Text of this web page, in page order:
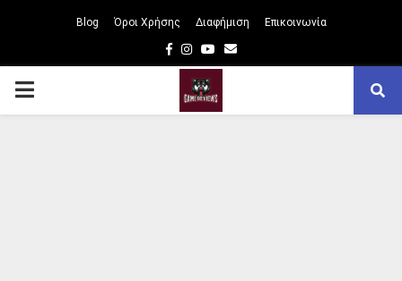
Blog Όροι Χρήσης Διαφήμιση Επικοινωνία
Facebook
Instagram
Youtube
Email
PRIMARY